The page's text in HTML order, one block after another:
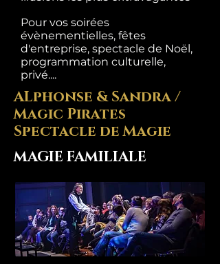
Pour vos soirées
évènementielles, fêtes
d'entreprise, spectacle de Noël,
programmation culturelle,
privé....
ALphonse & Sandra /
Magic Pirates
Spectacle de Magie
MAGIE FAMILIALE